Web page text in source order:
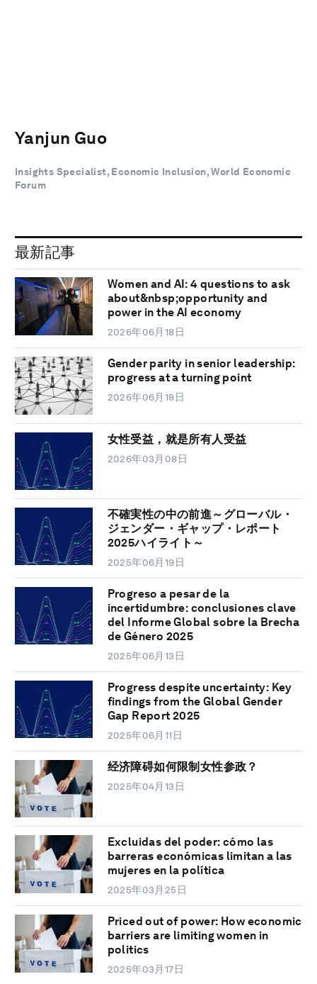
Yanjun Guo
Insights Specialist, Economic Inclusion, World Economic
Forum
最新記事
Women and AI: 4 questions to ask
about&nbsp;opportunity and
power in the AI economy
2026年06月18日
Gender parity in senior leadership:
progress at a turning point
2026年06月18日
女性受益，就是所有人受益
2026年03月08日
不確実性の中の前進～グローバル・
ジェンダー・ギャップ・レポート
2025ハイライト～
2025年06月19日
Progreso a pesar de la
incertidumbre: conclusiones clave
del Informe Global sobre la Brecha
de Género 2025
2025年06月13日
Progress despite uncertainty: Key
findings from the Global Gender
Gap Report 2025
2025年06月11日
经济障碍如何限制女性参政？
2025年04月13日
Excluidas del poder: cómo las
barreras económicas limitan a las
mujeres en la política
2025年03月25日
Priced out of power: How economic
barriers are limiting women in
politics
2025年03月17日